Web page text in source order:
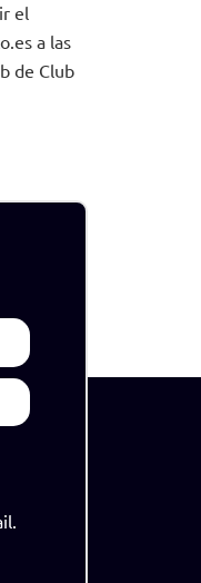
el
a las
de Club